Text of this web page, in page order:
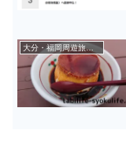
大分・福岡周遊旅（2021年11月）